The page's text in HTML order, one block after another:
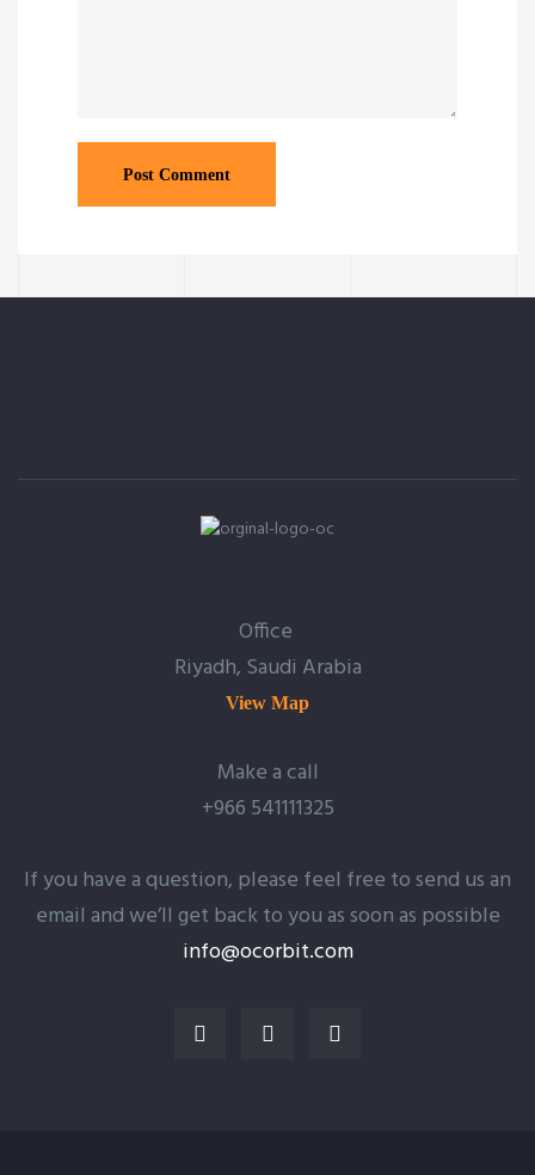
Office
Riyadh, Saudi Arabia
View Map
Make a call
+966 541111325
If you have a question, please feel free to send us an
email and we’ll get back to you as soon as possible
info@ocorbit.com